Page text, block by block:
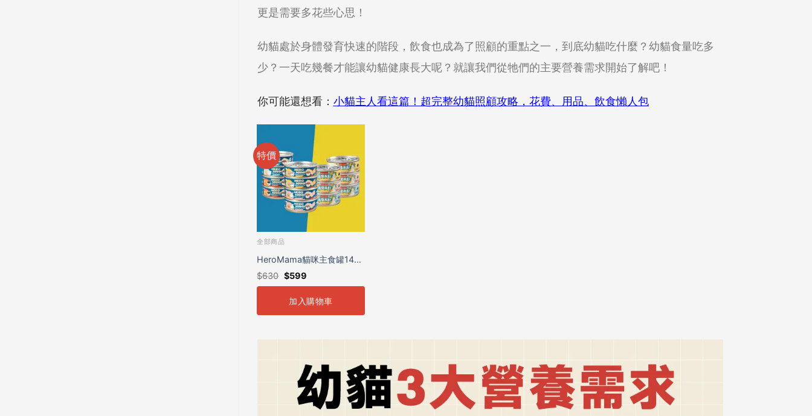
更是需要多花些心思！
幼貓處於身體發育快速的階段，飲食也成為了照顧的重點之一，到底幼貓吃什麼？幼貓食量吃多
少？一天吃幾餐才能讓幼貓健康長大呢？就讓我們從牠們的主要營養需求開始了解吧！
你可能還想看： 小貓主人看這篇！超完整幼貓照顧攻略，花費、用品、飲食懶人包
特價
全部商品
HeroMama貓咪主食罐14入
免運體驗組
$630 $599
加入購物車